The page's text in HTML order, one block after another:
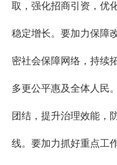
取，强化招商引资，优
稳定增长。要加力保障
密社会保障网络，持续
多更公平惠及全体人民
团结，提升治理效能，
线。要加力抓好重点工